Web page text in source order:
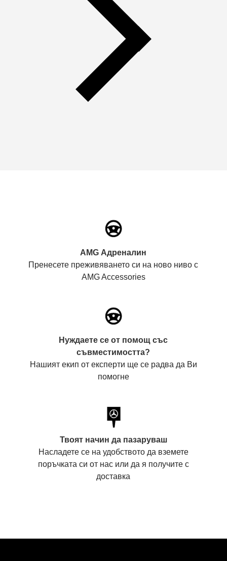
AMG Адреналин
Пренесете преживяването си на ново ниво с
AMG Accessories
Нуждаете се от помощ със
съвместимостта?
Нашият екип от експерти ще се радва да Ви
помогне
Твоят начин да пазаруваш
Насладете се на удобството да вземете
поръчката си от нас или да я получите с
доставка